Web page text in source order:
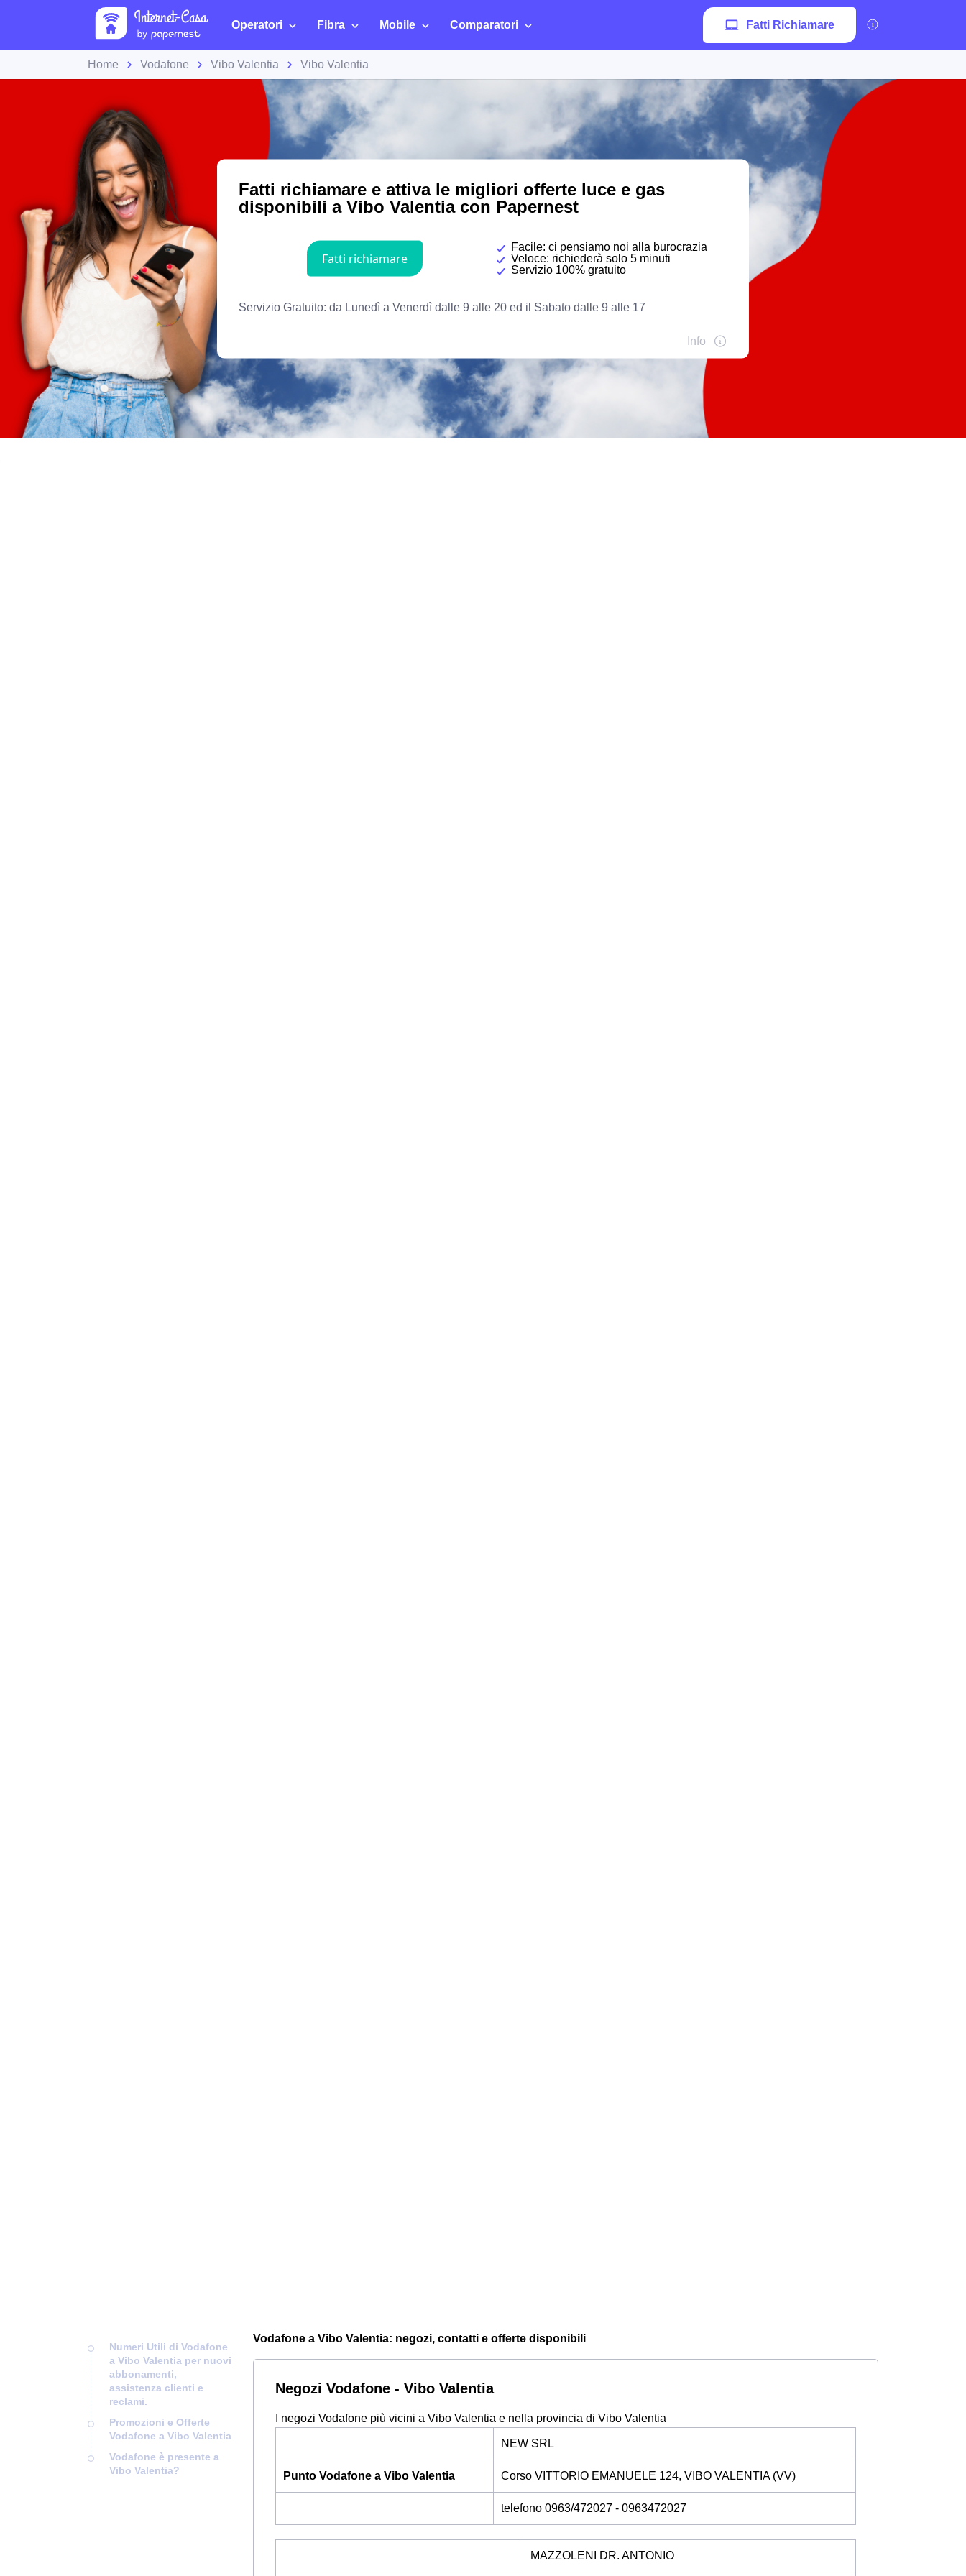
Operatori Fibra Mobile Comparatori Fatti Richiamare
Home Vodafone Vibo Valentia Vibo Valentia
Numeri Utili di Vodafone
a Vibo Valentia per nuovi
abbonamenti,
assistenza clienti e
reclami.
Promozioni e Offerte
Vodafone a Vibo Valentia
Vodafone è presente a
Vibo Valentia?
Vodafone a Vibo Valentia: negozi, contatti e offerte disponibili
Negozi Vodafone - Vibo Valentia
I negozi Vodafone più vicini a Vibo Valentia e nella provincia di Vibo Valentia
NEW SRL
Punto Vodafone a Vibo Valentia Corso VITTORIO EMANUELE 124, VIBO VALENTIA (VV)
telefono 0963/472027 - 0963472027
MAZZOLENI DR. ANTONIO